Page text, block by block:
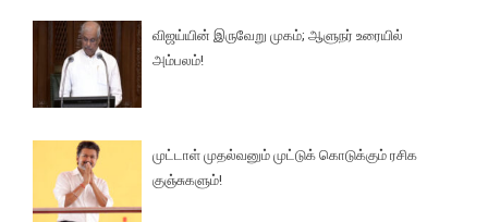
விஜய்யின் இருவேறு முகம்; ஆளுநர் உரையில்
அம்பலம்!
முட்டாள் முதல்வனும் முட்டுக் கொடுக்கும் ரசிக
குஞ்சுகளும்!